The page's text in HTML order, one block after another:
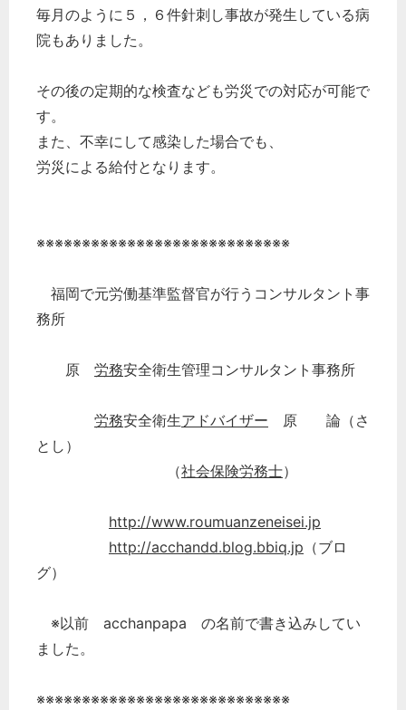
毎月のように５，６件針刺し事故が発生している病
院もありました。
その後の定期的な検査なども労災での対応が可能で
す。
また、不幸にして感染した場合でも、
労災による給付となります。
※※※※※※※※※※※※※※※※※※※※※※※※※※※※
福岡で元労働基準監督官が行うコンサルタント事
務所
原 労務安全衛生管理コンサルタント事務所
労務安全衛生アドバイザー 原 論（さ
とし）
（社会保険労務士）
http://www.roumuanzeneisei.jp
http://acchandd.blog.bbiq.jp （ブロ
グ）
※以前 acchanpapa の名前で書き込みしてい
ました。
※※※※※※※※※※※※※※※※※※※※※※※※※※※※
企業法務